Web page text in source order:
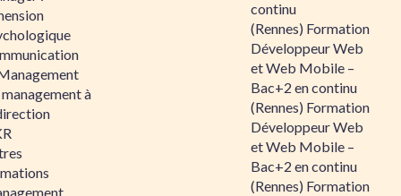
à
continu
(Rennes) Formation
Développeur Web
et Web Mobile –
Bac+2 en continu
(Rennes) Formation
Développeur Web
et Web Mobile –
Bac+2 en continu
(Rennes) Formation